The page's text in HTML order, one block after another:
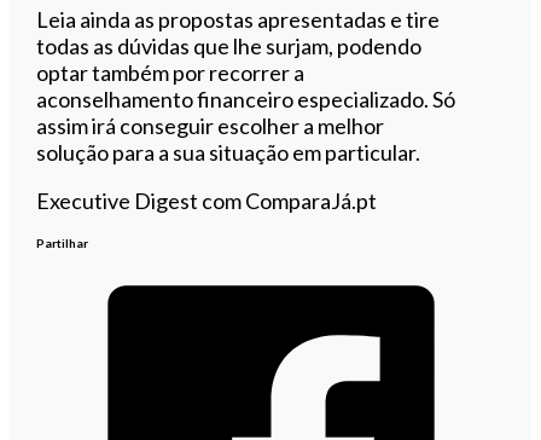
Leia ainda as propostas apresentadas e tire
todas as dúvidas que lhe surjam, podendo
optar também por recorrer a
aconselhamento financeiro especializado. Só
assim irá conseguir escolher a melhor
solução para a sua situação em particular.
Executive Digest com ComparaJá.pt
Partilhar